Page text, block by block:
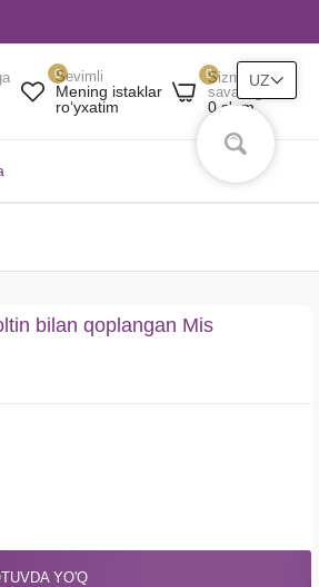
0Sevimli
Mening istaklar
roʻyxatim
0Sizning
savatingiz
0 s'om
bilan qoplangan Mis
YO'Q
UZ